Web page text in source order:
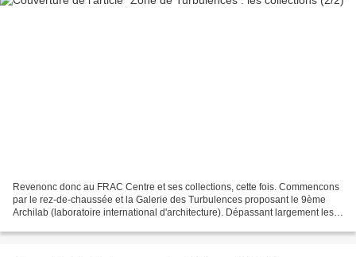
Revenonc donc au FRAC Centre et ses collections, cette fois. Commencons
par le rez-de-chaussée et la Galerie des Turbulences proposant le 9ème
Archilab (laboratoire international d'architecture). Dépassant largement les